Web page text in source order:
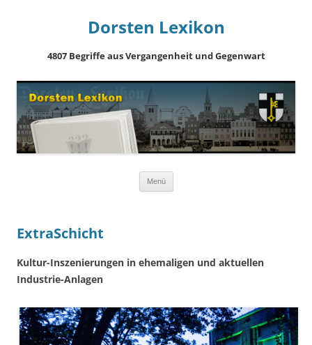
Dorsten Lexikon
4807 Begriffe aus Vergangenheit und Gegenwart
Menü
ExtraSchicht
Kultur-Inszenierungen in ehemaligen und aktuellen
Industrie-Anlagen